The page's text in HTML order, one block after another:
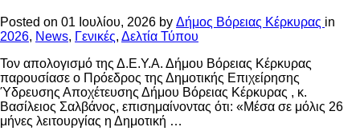
Posted on 01 Ιουλίου, 2026 by Δήμος Βόρειας Κέρκυρας in
2026, News, Γενικές, Δελτία Τύπου
Τον απολογισμό της Δ.Ε.Υ.Α. Δήμου Βόρειας Κέρκυρας
παρουσίασε ο Πρόεδρος της Δημοτικής Επιχείρησης
Ύδρευσης Αποχέτευσης Δήμου Βόρειας Κέρκυρας , κ.
Βασίλειος Σαλβάνος, επισημαίνοντας ότι: «Μέσα σε μόλις 26
μήνες λειτουργίας η Δημοτική …